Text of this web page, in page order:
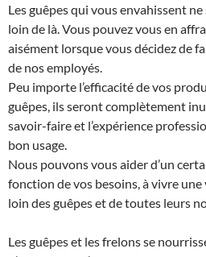
Les guêpes qui vous envahissent
loin de là. Vous pouvez vous en
aisément lorsque vous décidez de
de nos employés.
Peu importe l’efficacité de vos
guêpes, ils seront complètement
savoir-faire et l’expérience
bon usage.
Nous pouvons vous aider d’un
fonction de vos besoins, à vivre
loin des guêpes et de toutes leurs
Les guêpes et les frelons se